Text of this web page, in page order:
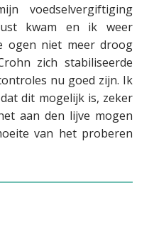
voedselvergiftiging
kwam en ik weer
ogen niet meer droog
zich stabiliseerde
nu goed zijn. Ik
dit mogelijk is, zeker
aan den lijve mogen
van het proberen